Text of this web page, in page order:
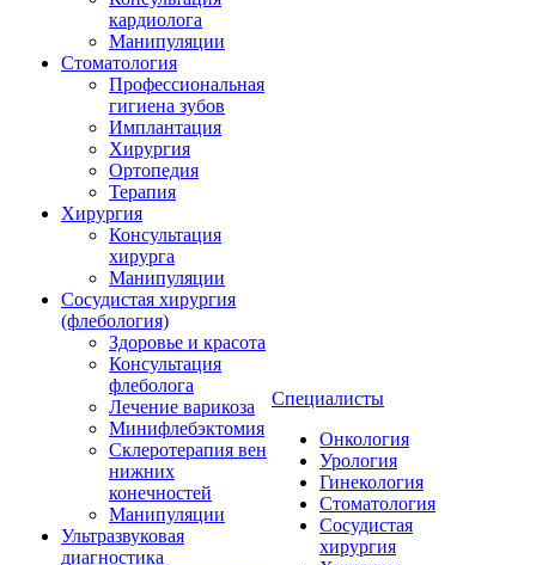
кардиолога
Манипуляции
Стоматология
Профессиональная
гигиена зубов
Имплантация
Хирургия
Ортопедия
Терапия
Хирургия
Консультация
хирурга
Манипуляции
Cосудистая хирургия
(флебология)
Здоровье и красота
Консультация
флеболога
Лечение варикоза
Минифлебэктомия
Склеротерапия вен
нижних
конечностей
Манипуляции
Ультразвуковая
диагностика
Специалисты
Онкология
Урология
Гинекология
Стоматология
Сосудистая
хирургия